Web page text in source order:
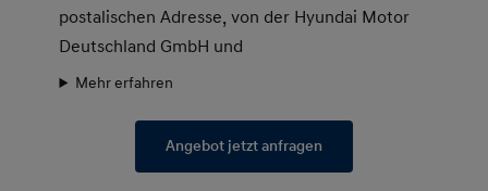
postalischen Adresse, von der Hyundai Motor
Deutschland GmbH und
Mehr erfahren
Angebot jetzt anfragen